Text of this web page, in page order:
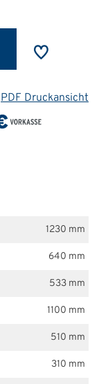
PDF Druckansicht
1230 mm
640 mm
533 mm
1100 mm
510 mm
310 mm